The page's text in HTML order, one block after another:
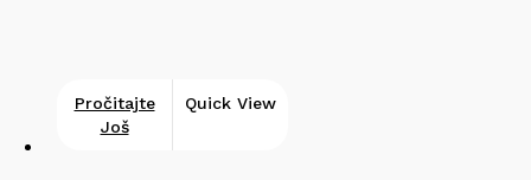
Pročitajte
Još
Quick View